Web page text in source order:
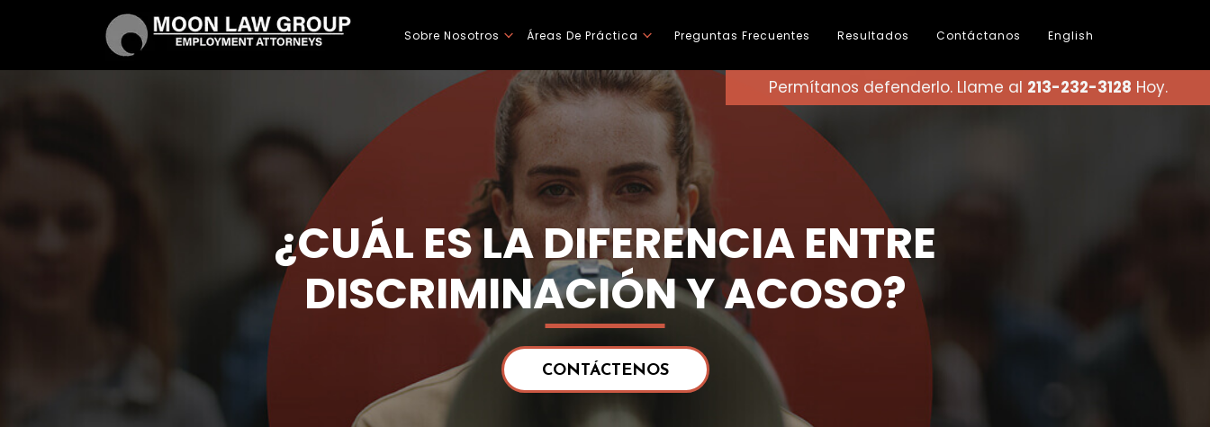
Permítanos defenderlo. Llame al 213-232-3128 Hoy.
Sobre Nosotros Áreas De Práctica Preguntas Frecuentes Resultados Contáctanos English
¿CUÁL ES LA DIFERENCIA ENTRE
DISCRIMINACIÓN Y ACOSO?
CONTÁCTENOS